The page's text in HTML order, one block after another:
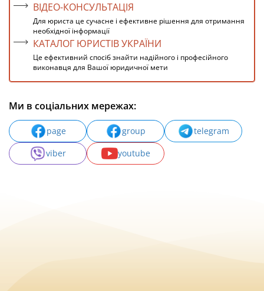
ВІДЕО-КОНСУЛЬТАЦІЯ
Для юриста це сучасне і ефективне рішення для отримання
необхідної інформації
КАТАЛОГ ЮРИСТІВ УКРАЇНИ
Це ефективний спосіб знайти надійного і професійного
виконавця для Вашої юридичної мети
Ми в соціальних мережах:
page group
telegram
viber
youtube